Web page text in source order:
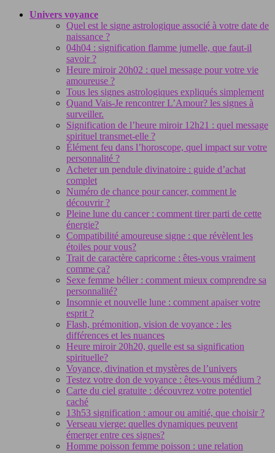
Univers voyance
Quel est le signe astrologique associé à votre date de
naissance ?
04h04 : signification flamme jumelle, que faut-il
savoir ?
Heure miroir 20h02 : quel message pour votre vie
amoureuse ?
Tous les signes astrologiques expliqués simplement
Quand Vais-Je rencontrer L’Amour? les signes à
surveiller.
Signification de l’heure miroir 12h21 : quel message
spirituel transmet-elle ?
Élément feu dans l’horoscope, quel impact sur votre
personnalité ?
Acheter un pendule divinatoire : guide d’achat
complet
Numéro de chance pour cancer, comment le
découvrir ?
Pleine lune du cancer : comment tirer parti de cette
énergie?
Compatibilité amoureuse signe : que révèlent les
étoiles pour vous?
Trait de caractère capricorne : êtes-vous vraiment
comme ça?
Sexe femme bélier : comment mieux comprendre sa
personnalité?
Insomnie et nouvelle lune : comment apaiser votre
esprit ?
Flash, prémonition, vision de voyance : les
différences et les nuances
Heure miroir 20h20, quelle est sa signification
spirituelle?
Voyance, divination et mystères de l’univers
Testez votre don de voyance : êtes-vous médium ?
Carte du ciel gratuite : découvrez votre potentiel
caché
13h53 signification : amour ou amitié, que choisir ?
Verseau vierge: quelles dynamiques peuvent
émerger entre ces signes?
Homme poisson femme poisson : une relation